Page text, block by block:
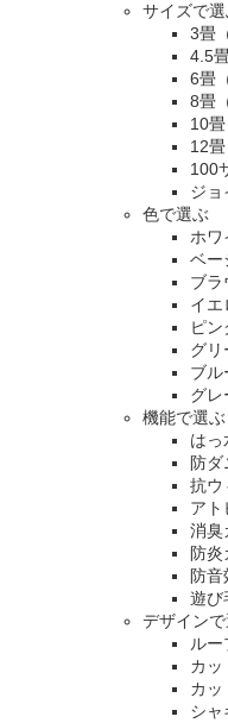
サイズで選
3畳
4.5
6畳
8畳
10
12
100
ジョ
色で選ぶ
ホワ
ベー
ブラ
イエ
ピ
グリ
ブル
グレ
機能で選ぶ
はっ
防ダ
抗ウ
アト
消臭
防炎
防音
遊び
デザイン
ル
カッ
カッ
シャ